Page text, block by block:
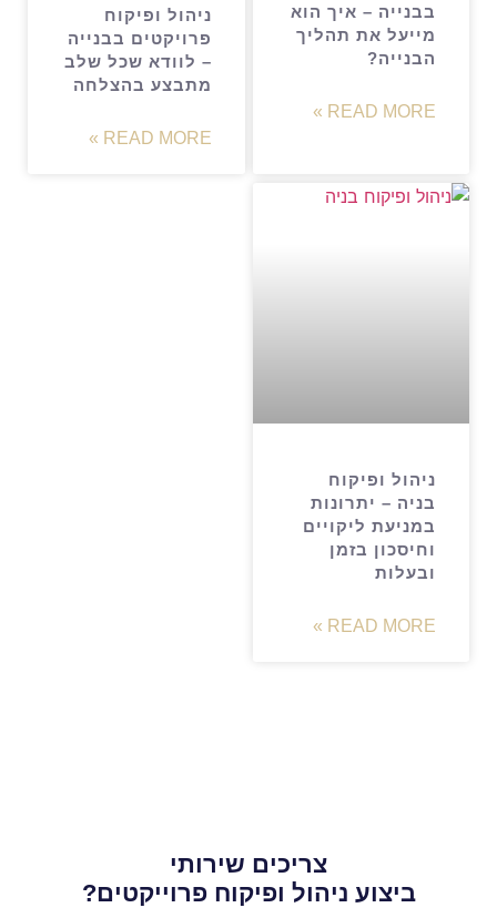
בבנייה – איך הוא
מייעל את תהליך
הבנייה?
READ MORE »
ניהול ופיקוח
פרויקטים בבנייה
– לוודא שכל שלב
מתבצע בהצלחה
READ MORE »
ניהול ופיקוח
בניה – יתרונות
במניעת ליקויים
וחיסכון בזמן
ובעלות
READ MORE »
צריכים שירותי
ביצוע ניהול ופיקוח פרוייקטים?